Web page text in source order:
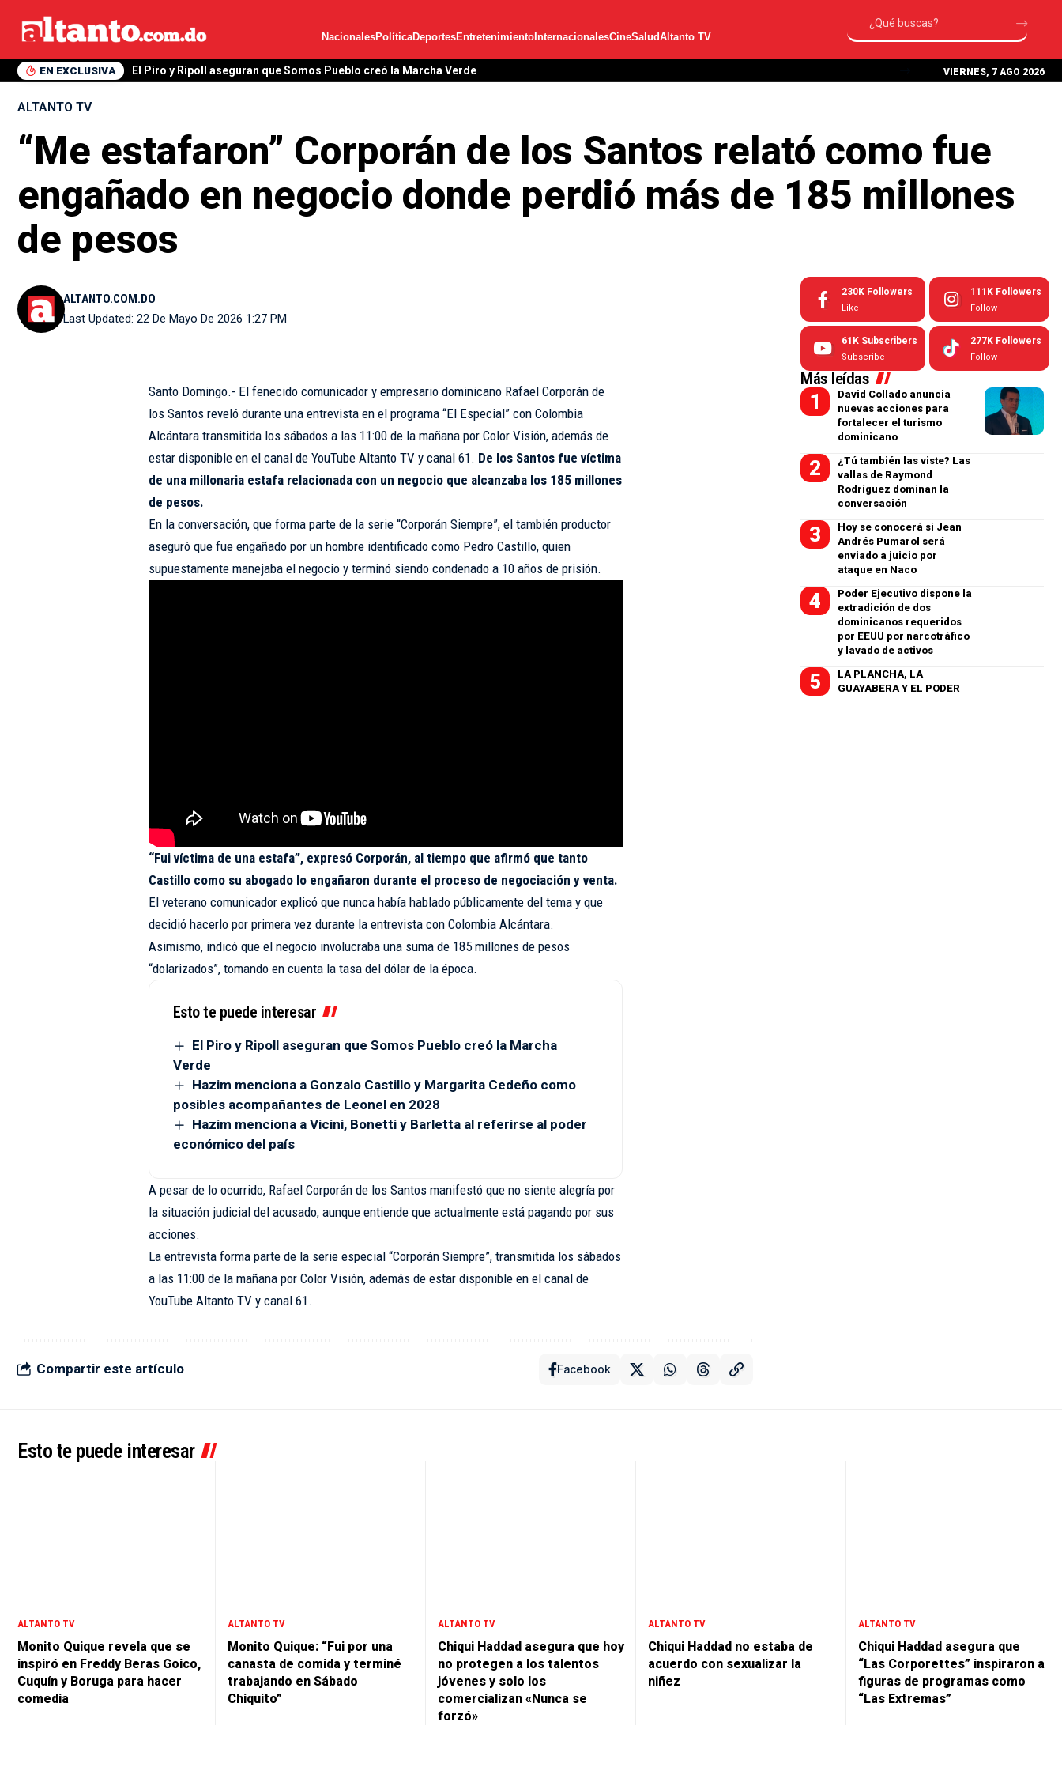
NacionalesPolíticaDeportesEntretenimiento InternacionalesCineSaludAltanto TV
EN EXCLUSIVA El Piro y Ripoll aseguran que Somos Pueblo creó la Marcha Verde VIERNES, 7 AGO 2026
ALTANTO TV
“Me estafaron” Corporán de los Santos relató como fue
engañado en negocio donde perdió más de 185 millones
de pesos
Last Updated: 22 De Mayo De 2026 1:27 PM
ALTANTO.COM.DO
Santo Domingo.- El fenecido comunicador y empresario dominicano Rafael Corporán de
los Santos reveló durante una entrevista en el programa “El Especial” con Colombia
Alcántara transmitida los sábados a las 11:00 de la mañana por Color Visión, además de
estar disponible en el canal de YouTube Altanto TV y canal 61. De los Santos fue víctima
de una millonaria estafa relacionada con un negocio que alcanzaba los 185 millones
de pesos.
En la conversación, que forma parte de la serie “Corporán Siempre”, el también productor
aseguró que fue engañado por un hombre identificado como Pedro Castillo, quien
supuestamente manejaba el negocio y terminó siendo condenado a 10 años de prisión.
“Fui víctima de una estafa”, expresó Corporán, al tiempo que afirmó que tanto
Castillo como su abogado lo engañaron durante el proceso de negociación y venta.
El veterano comunicador explicó que nunca había hablado públicamente del tema y que
decidió hacerlo por primera vez durante la entrevista con Colombia Alcántara.
Asimismo, indicó que el negocio involucraba una suma de 185 millones de pesos
“dolarizados”, tomando en cuenta la tasa del dólar de la época.
Esto te puede interesar
El Piro y Ripoll aseguran que Somos Pueblo creó la Marcha
Verde
Hazim menciona a Gonzalo Castillo y Margarita Cedeño como
posibles acompañantes de Leonel en 2028
Hazim menciona a Vicini, Bonetti y Barletta al referirse al poder
económico del país
A pesar de lo ocurrido, Rafael Corporán de los Santos manifestó que no siente alegría por
la situación judicial del acusado, aunque entiende que actualmente está pagando por sus
acciones.
La entrevista forma parte de la serie especial “Corporán Siempre”, transmitida los sábados
a las 11:00 de la mañana por Color Visión, además de estar disponible en el canal de
YouTube Altanto TV y canal 61.
Compartir este artículo Facebook
230K Followers
Like
111K Followers
Follow
61K Subscribers
Subscribe
277K Followers
Follow
Más leídas
David Collado anuncia
nuevas acciones para
fortalecer el turismo
dominicano
¿Tú también las viste? Las
vallas de Raymond
Rodríguez dominan la
conversación
Hoy se conocerá si Jean
Andrés Pumarol será
enviado a juicio por
ataque en Naco
Poder Ejecutivo dispone la
extradición de dos
dominicanos requeridos
por EEUU por narcotráfico
y lavado de activos
LA PLANCHA, LA
GUAYABERA Y EL PODER
Esto te puede interesar
ALTANTO TV
Monito Quique revela que se
inspiró en Freddy Beras Goico,
Cuquín y Boruga para hacer
comedia
ALTANTO TV
Monito Quique: “Fui por una
canasta de comida y terminé
trabajando en Sábado
Chiquito”
ALTANTO TV
Chiqui Haddad asegura que hoy
no protegen a los talentos
jóvenes y solo los
comercializan «Nunca se
forzó»
ALTANTO TV
Chiqui Haddad no estaba de
acuerdo con sexualizar la
niñez
ALTANTO TV
Chiqui Haddad asegura que
“Las Corporettes” inspiraron a
figuras de programas como
“Las Extremas”